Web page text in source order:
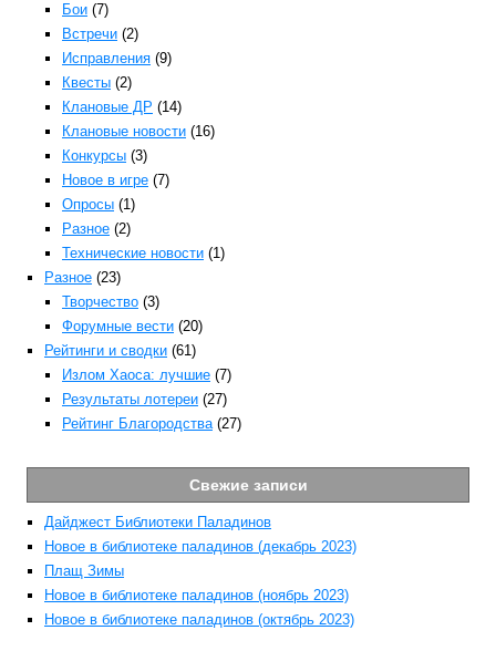
Бои (7)
Встречи (2)
Исправления (9)
Квесты (2)
Клановые ДР (14)
Клановые новости (16)
Конкурсы (3)
Новое в игре (7)
Опросы (1)
Разное (2)
Технические новости (1)
Разное (23)
Творчество (3)
Форумные вести (20)
Рейтинги и сводки (61)
Излом Хаоса: лучшие (7)
Результаты лотереи (27)
Рейтинг Благородства(27)
Свежие записи
Дайджест Библиотеки Паладинов
Новое в библиотеке паладинов (декабрь 2023)
Плащ Зимы
Новое в библиотеке паладинов (ноябрь 2023)
Новое в библиотеке паладинов (октябрь 2023)